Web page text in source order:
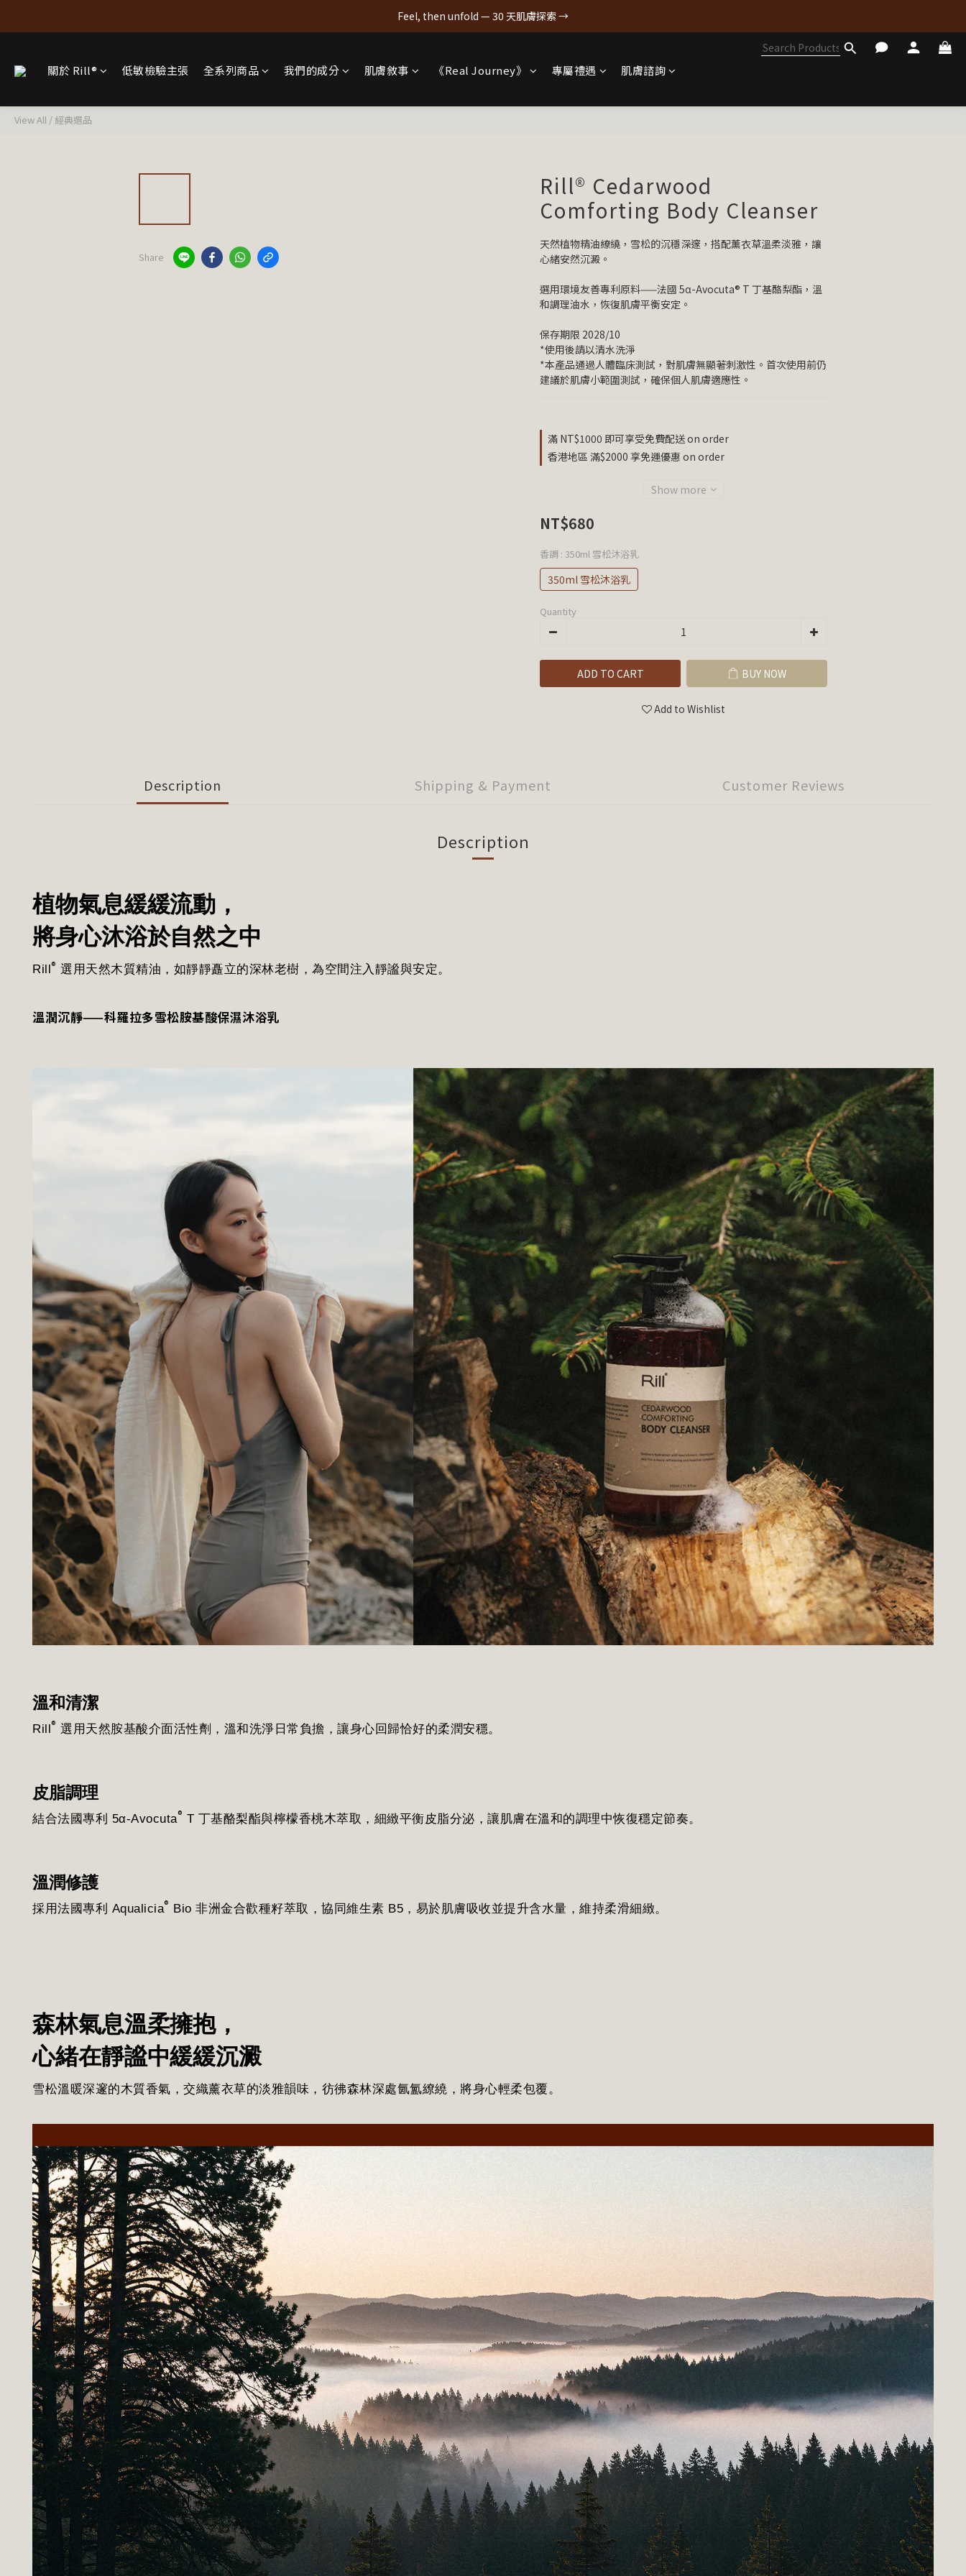
Feel, then unfold — 30 天肌膚探索 →
關於 Rill® 低敏檢驗主張 全系列商品 我們的成分 肌膚敘事 《Real Journey》 專屬禮遇 肌膚諮詢
View All / 經典選品
Share
Rill® Cedarwood
Comforting Body Cleanser
天然植物精油繚繞，雪松的沉穩深邃，搭配薰衣草溫柔淡雅，讓
心緒安然沉澱。
選用環境友善專利原料——法國 5α-Avocuta® T 丁基酪梨酯，溫
和調理油水，恢復肌膚平衡安定。
保存期限 2028/10
*使用後請以清水洗淨
*本產品通過人體臨床測試，對肌膚無顯著刺激性。首次使用前仍
建議於肌膚小範圍測試，確保個人肌膚適應性。
滿 NT$1000 即可享受免費配送 on order
香港地區 滿$2000 享免運優惠 on order
Show more
NT$680
香調 : 350ml 雪松沐浴乳
350ml 雪松沐浴乳
Quantity
ADD TO CART BUY NOW
Add to Wishlist
Description Shipping & Payment Customer Reviews
Description
植物氣息緩緩流動，
將身心沐浴於自然之中
Rill® 選用天然木質精油，如靜靜矗立的深林老樹，為空間注入靜謐與安定。
溫潤沉靜——科羅拉多雪松胺基酸保濕沐浴乳
溫和清潔
Rill® 選用天然胺基酸介面活性劑，溫和洗淨日常負擔，讓身心回歸恰好的柔潤安穩。
皮脂調理
結合法國專利 5α-Avocuta® T 丁基酪梨酯與檸檬香桃木萃取，細緻平衡皮脂分泌，讓肌膚在溫和的調理中恢復穩定節奏。
溫潤修護
採用法國專利 Aqualicia® Bio 非洲金合歡種籽萃取，協同維生素 B5，易於肌膚吸收並提升含水量，維持柔滑細緻。
森林氣息溫柔擁抱，
心緒在靜謐中緩緩沉澱
雪松溫暖深邃的木質香氣，交織薰衣草的淡雅韻味，彷彿森林深處氤氳繚繞，將身心輕柔包覆。